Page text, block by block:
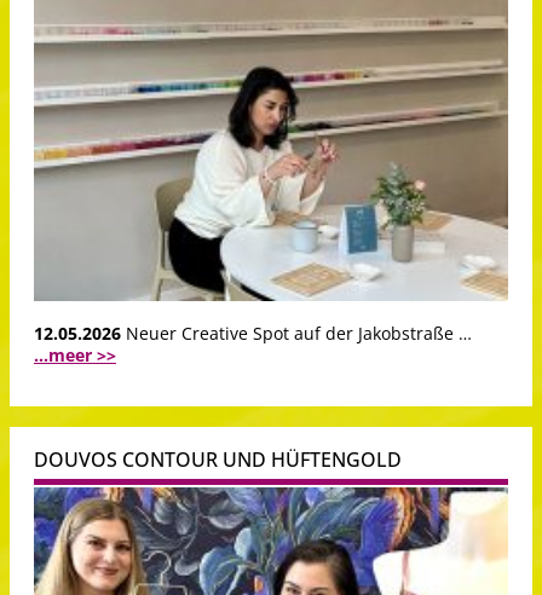
12.05.2026 Neuer Creative Spot auf der Jakobstraße …
...meer >>
DOUVOS CONTOUR UND HÜFTENGOLD